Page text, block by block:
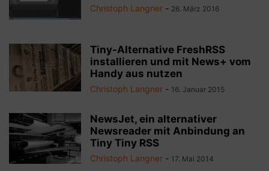
Christoph Langner - 26. März 2016
Tiny-Alternative FreshRSS
installieren und mit News+ vom
Handy aus nutzen
Christoph Langner - 16. Januar 2015
NewsJet, ein alternativer
Newsreader mit Anbindung an
Tiny Tiny RSS
Christoph Langner - 17. Mai 2014